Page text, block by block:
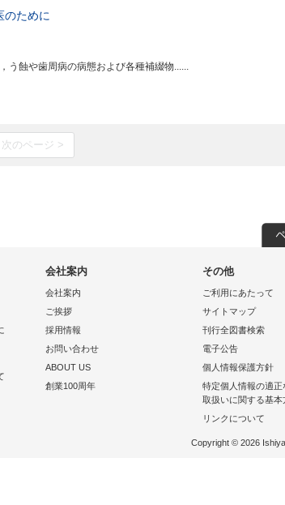
のために
う蝕や歯周病の病態および各種補綴物......
次のページ >
会社案内
会社案内
ご挨拶
採用情報
お問い合わせ
ABOUT US
創業100周年
その他
ご利用にあたって
サイトマップ
刊行全図書検索
電子公告
個人情報保護方針
特定個人情報の適正
取扱いに関する基本
リンクについて
Copyright © 2026